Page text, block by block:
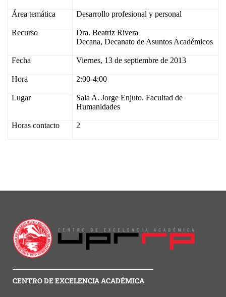
Área temática Desarrollo profesional y personal
Recurso
Dra. Beatriz Rivera
Decana, Decanato de Asuntos Académicos
Fecha Viernes, 13 de septiembre de 2013
Hora 2:00-4:00
Lugar
Sala A. Jorge Enjuto. Facultad de
Humanidades
Horas contacto 2
CENTRO DE EXCELENCIA ACADÉMICA